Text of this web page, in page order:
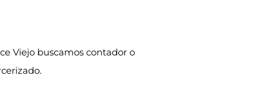
Viejo buscamos contador o